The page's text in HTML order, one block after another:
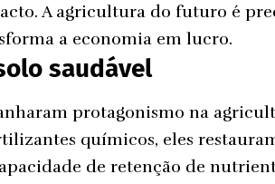
A agricultura do futuro é
a economia em lucro.
saudável
protagonismo na
químicos, eles
de retenção de